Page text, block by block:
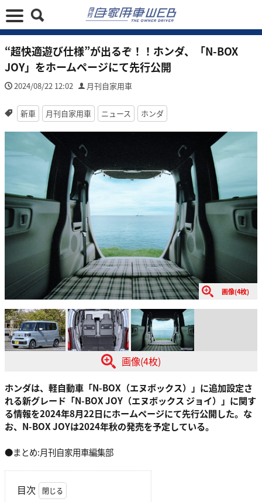
“超快適遊び仕様”が出るぞ！！ホンダ、「N-BOX
JOY」をホームページにて先行公開
2024/08/22 12:02 月刊自家用車
新車 月刊自家用車 ニュース ホンダ
画像(4枚)
画像(4枚)
ホンダは、軽自動車「N-BOX（エヌボックス）」に追加設定さ
れる新グレード「N-BOX JOY（エヌボックス ジョイ）」に関す
る情報を2024年8月22日にホームページにて先行公開した。な
お、N-BOX JOYは2024年秋の発売を予定している。
●まとめ:月刊自家用車編集部
目次